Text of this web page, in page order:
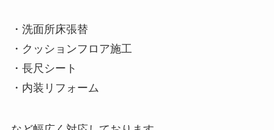
・洗面所床張替
・クッションフロア施工
・長尺シート
・内装リフォーム